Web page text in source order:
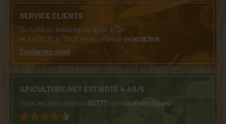
SERVICE CLIENTS
Du lundi au vendredi de 8h30 à 12h
et de 13h30 à 17h00 en appelant le04 90 06 39 91
Contactez-nous
APICULTURE.NET EST NOTÉ 4.49/5
Tous les avis clients (60777) sontauthentiques